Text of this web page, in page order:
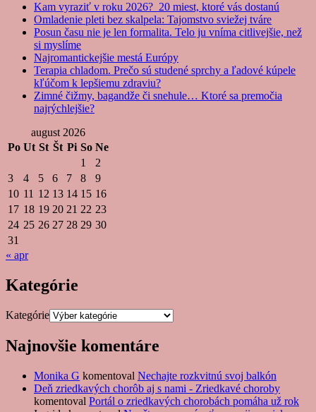
Kam vyraziť v roku 2026? 20 miest, ktoré vás dostanú
Omladenie pleti bez skalpela: Tajomstvo sviežej tváre
Posun času nie je len formalita. Telo ju vníma citlivejšie, než
si myslíme
Najromantickejšie mestá Európy
Terapia chladom. Prečo sú studené sprchy a ľadové kúpele
kľúčom k lepšiemu zdraviu?
Zimné čižmy, bagandže či snehule… Ktoré sa premočia
najrýchlejšie?
august 2026
Po Ut St Št Pi So Ne
1
2
3
4 5 6 7 8
9
10 11 12 13 14 15 16
17 18 19 20 21 22 23
24 25 26 27 28 29 30
31
« apr
Kategórie
Kategórie
Najnovšie komentáre
Monika G komentoval Nechajte rozkvitnú svoj balkón
Deň zriedkavých chorôb aj s nami - Zriedkavé choroby
komentoval Portál o zriedkavých chorobách pomáha už rok